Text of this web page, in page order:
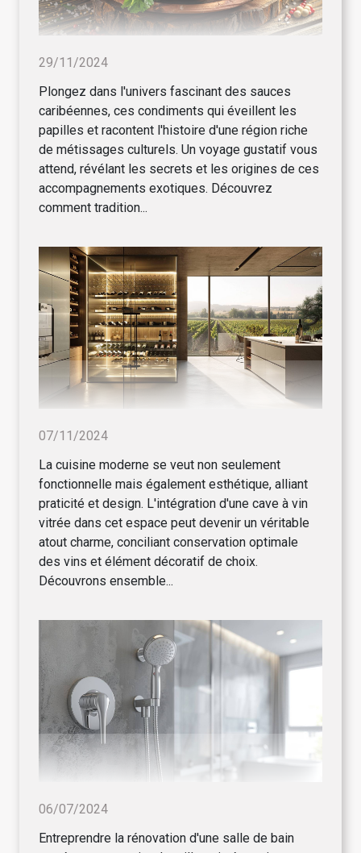
29/11/2024
Plongez dans l'univers fascinant des sauces
caribéennes, ces condiments qui éveillent les
papilles et racontent l'histoire d'une région riche
de métissages culturels. Un voyage gustatif vous
attend, révélant les secrets et les origines de ces
accompagnements exotiques. Découvrez
comment tradition...
07/11/2024
La cuisine moderne se veut non seulement
fonctionnelle mais également esthétique, alliant
praticité et design. L'intégration d'une cave à vin
vitrée dans cet espace peut devenir un véritable
atout charme, conciliant conservation optimale
des vins et élément décoratif de choix.
Découvrons ensemble...
06/07/2024
Entreprendre la rénovation d'une salle de bain